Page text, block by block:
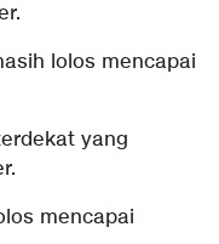
lolos mencapai
yang
mencapai